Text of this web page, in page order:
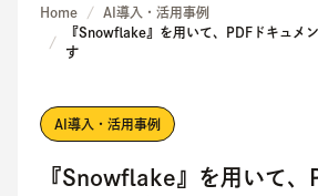
Home
AI導入・活用事例
『Snowflake』を用いて、PDFドキュメ
す
AI導入・活用事例
『Snowflake』を用いて、